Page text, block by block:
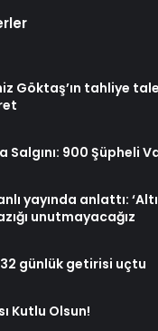
Göktaş’ın tahliye
Salgını: 900 Şüpheli
yayında anlattı:
unutmayacağız
günlük getirisi uçtu
Kutlu Olsun!